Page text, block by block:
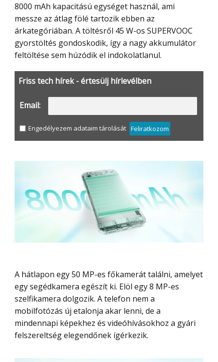
8000 mAh kapacitású egységet használ, ami
messze az átlag fölé tartozik ebben az
árkategóriában. A töltésről 45 W-os SUPERVOOC
gyorstöltés gondoskodik, így a nagy akkumulátor
feltöltése sem húzódik el indokolatlanul.
Friss tech hírek - értesülj hírlevélben
Email:
Engedélyezem adataim tárolását Feliratkozom
A hátlapon egy 50 MP-es főkamerát találni, amelyet
egy segédkamera egészít ki. Elöl egy 8 MP-es
szelfikamera dolgozik. A telefon nem a
mobilfotózás új etalonja akar lenni, de a
mindennapi képekhez és videóhívásokhoz a gyári
felszereltség elegendőnek ígérkezik.